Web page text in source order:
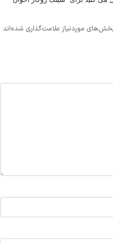
موردنیاز علامت‌گذاری شده‌اند